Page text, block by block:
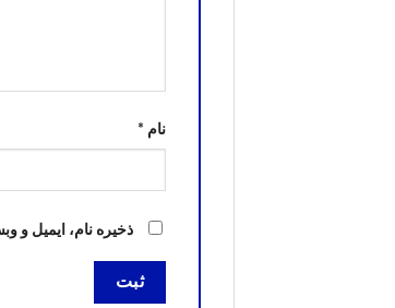
نام *
ذخیره نام، ایمیل و